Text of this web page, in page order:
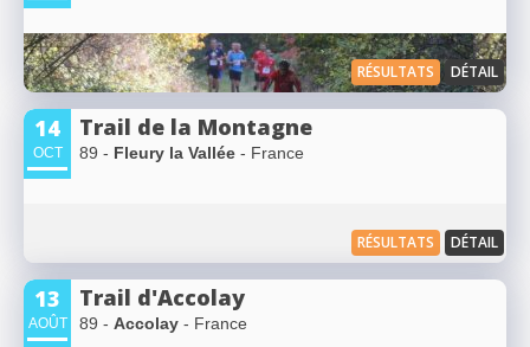
RÉSULTATS DÉTAIL
14
OCT
Trail de la Montagne
89 - Fleury la Vallée - France
RÉSULTATS DÉTAIL
13
AOÛT
Trail d'Accolay
89 - Accolay - France